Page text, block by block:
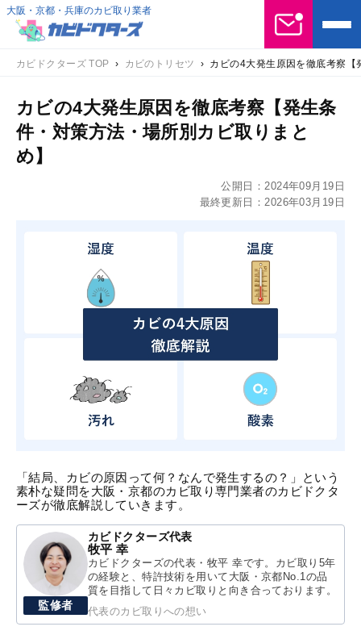
大阪・京都・兵庫のカビ取り業者
カビドクターズ TOP › カビのトリセツ › カビの4大発生原因を徹底考察
カビの4大発生原因を徹底考察【発生条
件・対策方法・場所別カビ取りまと
め】
公開日：2024年09月19日
最終更新日：2026年03月19日
「結局、カビの原因って何？なんで発生するの？」という
素朴な疑問を大阪・京都のカビ取り専門業者のカビドクタ
ーズが徹底解説していきます。
監修者
カビドクターズ代表
牧平 幸
カビドクターズの代表・牧平 幸です。カビ取り5年
の経験と、特許技術を用いて大阪・京都No.1の品
質を目指して日々カビ取りと向き合っております。
代表のカビ取りへの想い